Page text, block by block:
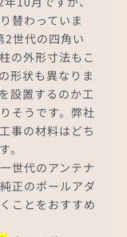
替わっていま
2世代の四角い
の外形寸法もこ
形状も異なりま
設置するのか工
そうです。弊社
事の材料はどち
。
世代のアンテナ
正のポールアダ
ことをおすすめ